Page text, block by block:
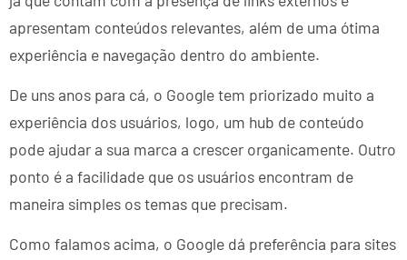
apresentam conteúdos relevantes, além de uma ótima
experiência e navegação dentro do ambiente.
De uns anos para cá, o Google tem priorizado muito a
experiência dos usuários, logo, um hub de conteúdo
pode ajudar a sua marca a crescer organicamente. Outro
ponto é a facilidade que os usuários encontram de
maneira simples os temas que precisam.
Como falamos acima, o Google dá preferência para sites